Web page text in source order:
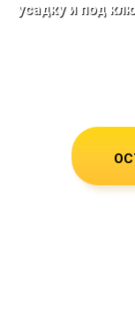
усадку и под